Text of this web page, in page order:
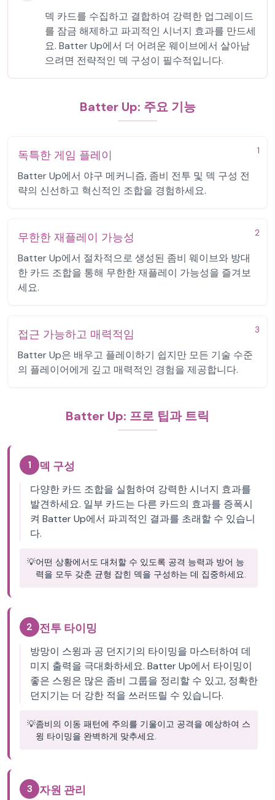
덱 카드를 수집하고 결합하여 강력한 업그레이드
를 잠금 해제하고 파괴적인 시너지 효과를 만드세
요. Batter Up에서 더 어려운 웨이브에서 살아남
으려면 전략적인 덱 구성이 필수적입니다.
Batter Up: 주요 기능
1
독특한 게임 플레이
Batter Up에서 야구 메커니즘, 좀비 전투 및 덱 구성 전
략의 신선하고 혁신적인 조합을 경험하세요.
2
무한한 재플레이 가능성
Batter Up에서 절차적으로 생성된 좀비 웨이브와 방대
한 카드 조합을 통해 무한한 재플레이 가능성을 즐겨보
세요.
3
접근 가능하고 매력적임
Batter Up은 배우고 플레이하기 쉽지만 모든 기술 수준
의 플레이어에게 깊고 매력적인 경험을 제공합니다.
Batter Up: 프로 팁과 트릭
1 덱 구성
다양한 카드 조합을 실험하여 강력한 시너지 효과를
발견하세요. 일부 카드는 다른 카드의 효과를 증폭시
켜 Batter Up에서 파괴적인 결과를 초래할 수 있습니
다.
💡어떤 상황에서도 대처할 수 있도록 공격 능력과 방어 능
력을 모두 갖춘 균형 잡힌 덱을 구성하는 데 집중하세요.
2 전투 타이밍
방망이 스윙과 공 던지기의 타이밍을 마스터하여 데
미지 출력을 극대화하세요. Batter Up에서 타이밍이
좋은 스윙은 많은 좀비 그룹을 정리할 수 있고, 정확한
던지기는 더 강한 적을 쓰러뜨릴 수 있습니다.
💡좀비의 이동 패턴에 주의를 기울이고 공격을 예상하여 스
윙 타이밍을 완벽하게 맞추세요.
3 자원 관리